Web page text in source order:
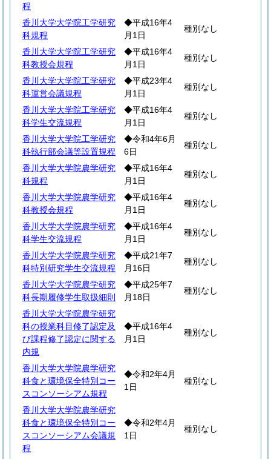
程
香川大学大学院工学研究
科規程
◆平成16年4
月1日
種別なし
香川大学大学院工学研究
科教授会規程
◆平成16年4
月1日
種別なし
香川大学大学院工学研究
科運営会議規程
◆平成23年4
月1日
種別なし
香川大学大学院工学研究
科学生交流規程
◆平成16年4
月1日
種別なし
香川大学大学院工学研究
科執行部会議等設置規程
◆令和4年6月
6日
種別なし
香川大学大学院農学研究
科規程
◆平成16年4
月1日
種別なし
香川大学大学院農学研究
科教授会規程
◆平成16年4
月1日
種別なし
香川大学大学院農学研究
科学生交流規程
◆平成16年4
月1日
種別なし
香川大学大学院農学研究
科特別研究学生交流規程
◆平成21年7
月16日
種別なし
香川大学大学院農学研究
科長期履修学生取扱細則
◆平成25年7
月18日
種別なし
香川大学大学院農学研究
科の授業科目修了認定及
び課程修了認定に関する
内規
◆平成16年4
月1日
種別なし
香川大学大学院農学研究
科食と環境保全特別コー
スコンソーシアム規程
◆令和2年4月
1日
種別なし
香川大学大学院農学研究
科食と環境保全特別コー
スコンソーシアム会議規
程
◆令和2年4月
1日
種別なし